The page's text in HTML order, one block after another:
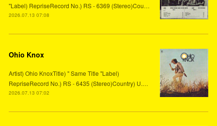
"Label) RepriseRecord No.) RS - 6369 (Stereo)Cou…
2026.07.13 07:08
Ohio Knox
Artist) Ohio KnoxTitle) " Same Title "Label)
RepriseRecord No.) RS - 6435 (Stereo)Country) U.…
2026.07.13 07:02